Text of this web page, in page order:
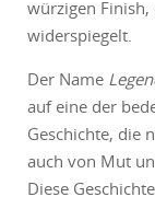
würzigen
widerspiegelt.
Der Name
auf eine der
Geschichte, die
auch von Mut
Diese